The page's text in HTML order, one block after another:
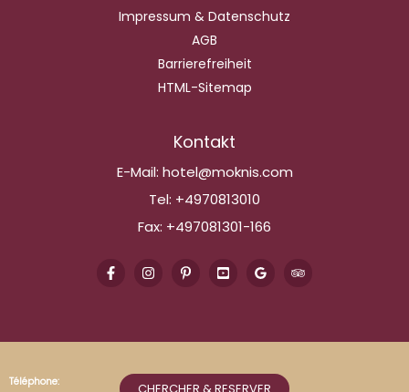
Impressum & Datenschutz
AGB
Barrierefreiheit
HTML-Sitemap
Kontakt
E-Mail: hotel@moknis.com
Tel: +4970813010
Fax: +497081301-166
Téléphone: